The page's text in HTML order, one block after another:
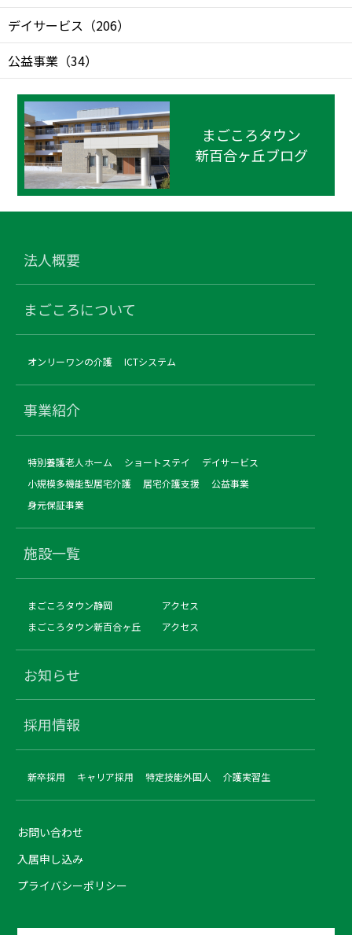
デイサービス （206）
公益事業 （34）
まごころタウン
新百合ヶ丘ブログ
法人概要
まごころについて
オンリーワンの介護 ICTシステム
事業紹介
特別養護老人ホーム ショートステイ
デイサービス
小規模多機能型居宅介護
居宅介護支援
公益事業
身元保証事業
施設一覧
まごころタウン静岡
アクセス
まごころタウン新百合ヶ丘
アクセス
お知らせ
採用情報
新卒採用 キャリア採用 特定技能外国人 介護実習生
お問い合わせ
入居申し込み
プライバシーポリシー